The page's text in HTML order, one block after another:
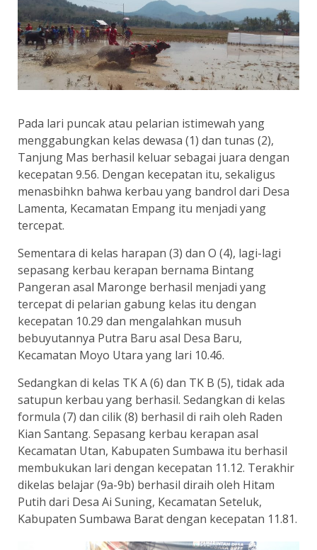
Pada lari puncak atau pelarian istimewah yang
menggabungkan kelas dewasa (1) dan tunas (2),
Tanjung Mas berhasil keluar sebagai juara dengan
kecepatan 9.56. Dengan kecepatan itu, sekaligus
menasbihkn bahwa kerbau yang bandrol dari Desa
Lamenta, Kecamatan Empang itu menjadi yang
tercepat.
Sementara di kelas harapan (3) dan O (4), lagi-lagi
sepasang kerbau kerapan bernama Bintang
Pangeran asal Maronge berhasil menjadi yang
tercepat di pelarian gabung kelas itu dengan
kecepatan 10.29 dan mengalahkan musuh
bebuyutannya Putra Baru asal Desa Baru,
Kecamatan Moyo Utara yang lari 10.46.
Sedangkan di kelas TK A (6) dan TK B (5), tidak ada
satupun kerbau yang berhasil. Sedangkan di kelas
formula (7) dan cilik (8) berhasil di raih oleh Raden
Kian Santang. Sepasang kerbau kerapan asal
Kecamatan Utan, Kabupaten Sumbawa itu berhasil
membukukan lari dengan kecepatan 11.12. Terakhir
dikelas belajar (9a-9b) berhasil diraih oleh Hitam
Putih dari Desa Ai Suning, Kecamatan Seteluk,
Kabupaten Sumbawa Barat dengan kecepatan 11.81.